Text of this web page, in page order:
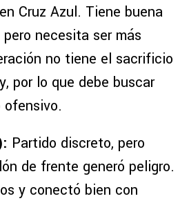
Cruz Azul. Tiene buena
necesita ser más
no tiene el sacrificio
por lo que debe buscar
ofensivo.
Partido discreto, pero
de frente generó peligro.
y conectó bien con